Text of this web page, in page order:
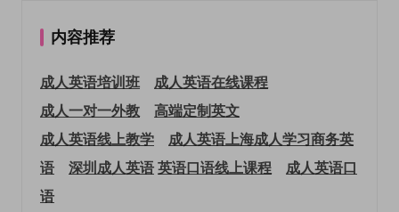
内容推荐
成人英语培训班
成人英语在线课程
成人一对一外教
高端定制英文
成人英语线上教学
成人英语上海成人学习商务英
语
深圳成人英语英语口语线上课程
成人英语口
语